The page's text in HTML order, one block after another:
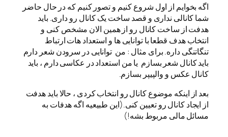
اگه بخوایم از اول شروع کنیم و تصور کنیم که در حال حاضر
شما کانالی نداری و قصد ساخت یک کانال رو داری. باید
هدفت از ساخت کانال رو از همین الان مشخص کنی و
انتخاب هدف قطعا با توانایی ها و استعداد هات ارتباط
تنگاتنگی داره. برای مثال : من توانایی در سرودن شعر دارم
باید کانال شعر بسازم یا من استعداد در عکاسی دارم ، باید
کانال عکس و والپیپر بسازم.
بعد از اینکه موضوع کانال رو انتخاب کردی ، حالا باید هدفت
از ایجاد کانال رو تعیین کنی.(این طبیعیه اگه هدفات به
مسائل مالی مربوط بشه!)